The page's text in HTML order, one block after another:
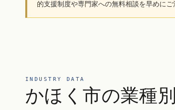
的支援制度や専門家への無料相談を早めにご
INDUSTRY DATA
かほく市の業種